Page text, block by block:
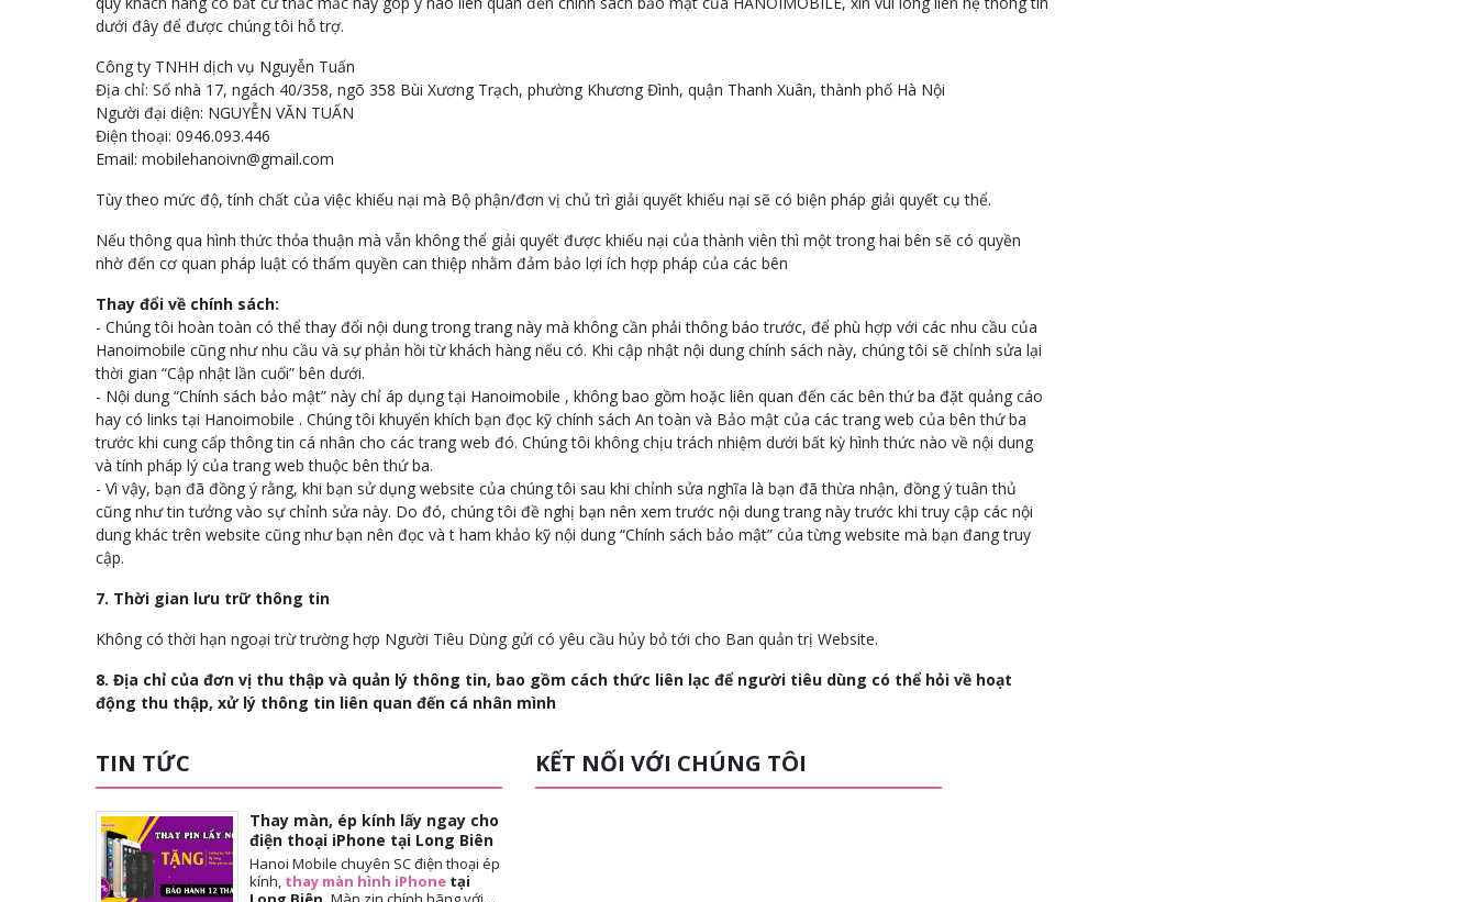
dưới đây để được chúng tôi hỗ trợ.
Công ty TNHH dịch vụ Nguyễn Tuấn
Địa chỉ: Số nhà 17, ngách 40/358, ngõ 358 Bùi Xương Trạch, phường Khương Đình, quận Thanh Xuân, thành phố Hà Nội
Người đại diện: NGUYỄN VĂN TUẤN
Điện thoại: 0946.093.446
Email: mobilehanoivn@gmail.com
Tùy theo mức độ, tính chất của việc khiếu nại mà Bộ phận/đơn vị chủ trì giải quyết khiếu nại sẽ có biện pháp giải quyết cụ thể.
Nếu thông qua hình thức thỏa thuận mà vẫn không thể giải quyết được khiếu nại của thành viên thì một trong hai bên sẽ có quyền
nhờ đến cơ quan pháp luật có thẩm quyền can thiệp nhằm đảm bảo lợi ích hợp pháp của các bên
Thay đổi về chính sách:
- Chúng tôi hoàn toàn có thể thay đổi nội dung trong trang này mà không cần phải thông báo trước, để phù hợp với các nhu cầu của
Hanoimobile cũng như nhu cầu và sự phản hồi từ khách hàng nếu có. Khi cập nhật nội dung chính sách này, chúng tôi sẽ chỉnh sửa lại
thời gian “Cập nhật lần cuối” bên dưới.
- Nội dung “Chính sách bảo mật” này chỉ áp dụng tại Hanoimobile , không bao gồm hoặc liên quan đến các bên thứ ba đặt quảng cáo
hay có links tại Hanoimobile . Chúng tôi khuyến khích bạn đọc kỹ chính sách An toàn và Bảo mật của các trang web của bên thứ ba
trước khi cung cấp thông tin cá nhân cho các trang web đó. Chúng tôi không chịu trách nhiệm dưới bất kỳ hình thức nào về nội dung
và tính pháp lý của trang web thuộc bên thứ ba.
- Vì vậy, bạn đã đồng ý rằng, khi bạn sử dụng website của chúng tôi sau khi chỉnh sửa nghĩa là bạn đã thừa nhận, đồng ý tuân thủ
cũng như tin tưởng vào sự chỉnh sửa này. Do đó, chúng tôi đề nghị bạn nên xem trước nội dung trang này trước khi truy cập các nội
dung khác trên website cũng như bạn nên đọc và t ham khảo kỹ nội dung “Chính sách bảo mật” của từng website mà bạn đang truy
cập.
7. Thời gian lưu trữ thông tin
Không có thời hạn ngoại trừ trường hợp Người Tiêu Dùng gửi có yêu cầu hủy bỏ tới cho Ban quản trị Website.
8. Địa chỉ của đơn vị thu thập và quản lý thông tin, bao gồm cách thức liên lạc để người tiêu dùng có thể hỏi về hoạt
động thu thập, xử lý thông tin liên quan đến cá nhân mình
TIN TỨC
Thay màn, ép kính lấy ngay cho
điện thoại iPhone tại Long Biên
Hanoi Mobile chuyên SC điện thoại ép
kính, thay màn hình iPhone tại
KẾT NỐI VỚI CHÚNG TÔI